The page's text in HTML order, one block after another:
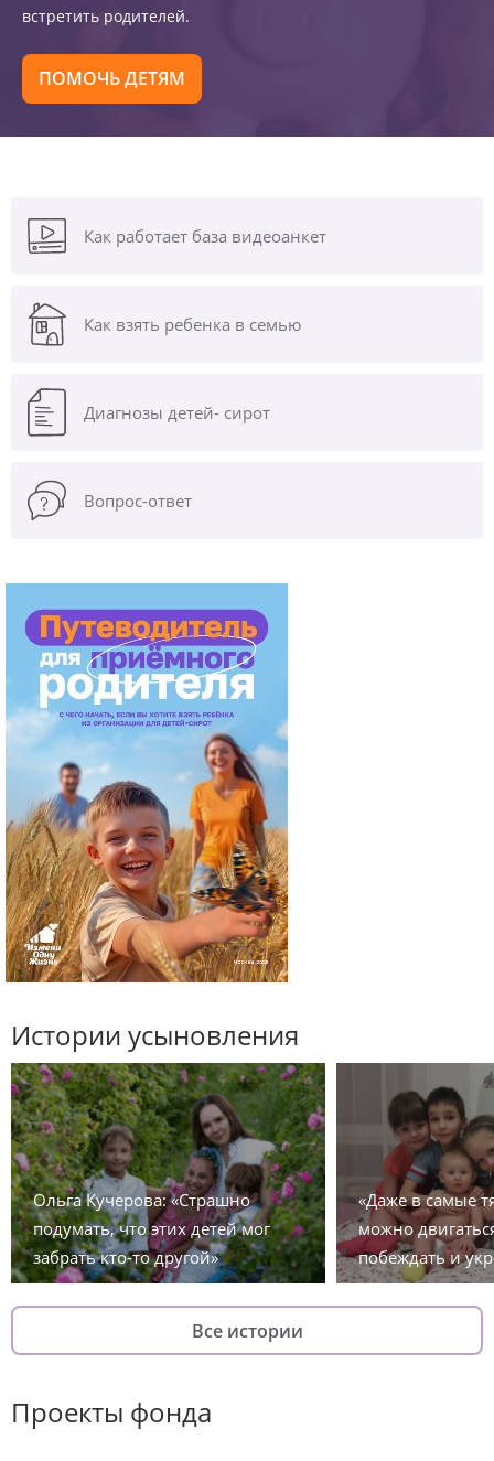
встретить родителей.
ПОМОЧЬ ДЕТЯМ
Как работает база видеоанкет
Как взять ребенка в семью
Диагнозы детей- сирот
Вопрос-ответ
Истории усыновления
Ольга Кучерова: «Страшно
подумать, что этих детей мог
забрать кто-то другой»
«Даже в самые
можно
побеждать и
Все истории
Проекты фонда